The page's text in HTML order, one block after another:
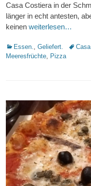
Casa Costiera in der
länger in echt antesten,
keinen weiterlesen…
Kategorien
Essen. Geliefert.
Meeresfrüchte
Pizza